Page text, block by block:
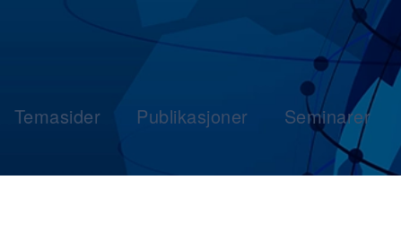
Temasider Publikasjoner Seminarer